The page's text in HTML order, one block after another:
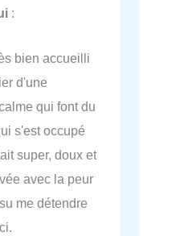
:
bien accueilli
d'une
qui font du
s'est occupé
super, doux et
avec la peur
me détendre